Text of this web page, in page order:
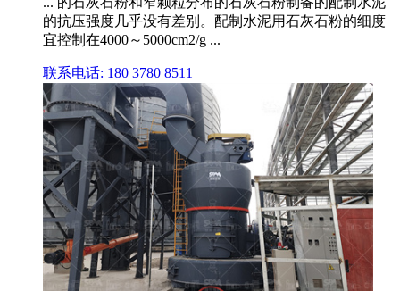
的抗压强度几乎没有差别。配制水泥用石灰石粉的细度
宜控制在4000～5000cm2/g ...
联系电话: 180 3780 8511